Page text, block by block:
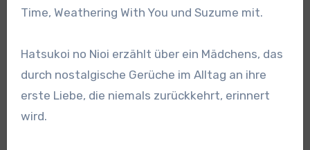
Time, Weathering With You und Suzume mit.
Hatsukoi no Nioi erzählt über ein Mädchens, das
durch nostalgische Gerüche im Alltag an ihre
erste Liebe, die niemals zurückkehrt, erinnert
wird.